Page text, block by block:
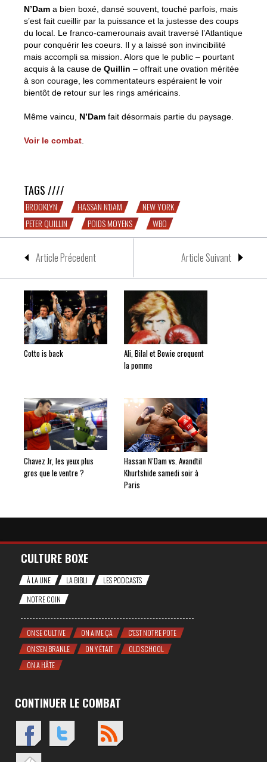
N’Dam a bien boxé, dansé souvent, touché parfois, mais
s’est fait cueillir par la puissance et la justesse des coups
du local. Le franco-camerounais avait traversé l’Atlantique
pour conquérir les coeurs. Il y a laissé son invincibilité
mais accompli sa mission. Alors que le public – pourtant
acquis à la cause de Quillin – offrait une ovation méritée
à son courage, les commentateurs espéraient le voir
bientôt de retour sur les rings américains.
Même vaincu, N’Dam fait désormais partie du paysage.
Voir le combat
TAGS ////
BROOKLYN HASSAN N'DAM
NEW YORK
PETER QUILLIN
POIDS MOYENS WBO
Article Précedent Article Suivant
Cotto is back
Ali, Bilal et Bowie croquent
la pomme
Chavez Jr, les yeux plus
gros que le ventre ?
Hassan N’Dam vs. Avandtil
Khurtshide samedi soir à
Paris
CULTURE BOXE
À LA UNE LA BIBLI
LES PODCASTS
NOTRE COIN
ON SE CULTIVE ON AIME ÇA
C'EST NOTRE POTE
ON S'EN BRANLE
ON Y ÉTAIT
OLD SCHOOL
ON A HÂTE
CONTINUER LE COMBAT